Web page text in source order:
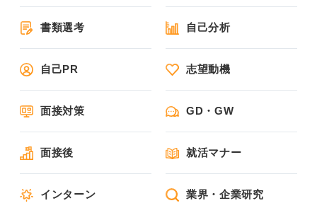
書類選考 自己分析
自己PR 志望動機
面接対策 GD・GW
面接後 就活マナー
インターン 業界・企業研究